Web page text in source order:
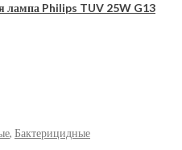
лампа Philips TUV 25W G13
, Бактерицидные